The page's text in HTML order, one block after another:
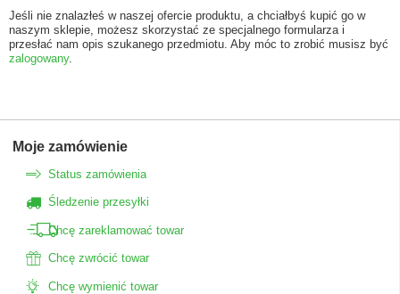
Jeśli nie znalazłeś w naszej ofercie produktu, a chciałbyś kupić go w
naszym sklepie, możesz skorzystać ze specjalnego formularza i
przesłać nam opis szukanego przedmiotu. Aby móc to zrobić musisz być
zalogowany.
Moje zamówienie
Status zamówienia
Śledzenie przesyłki
Chcę zareklamować towar
Chcę zwrócić towar
Chcę wymienić towar